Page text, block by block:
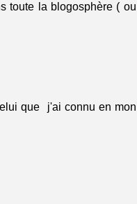
toute la blogosphère ( ou
que j'ai connu en mon